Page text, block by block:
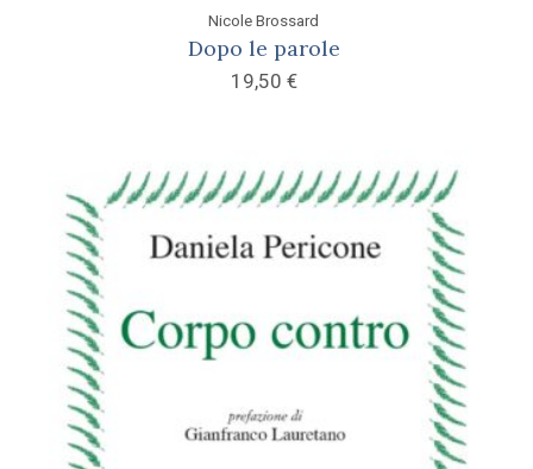
Nicole Brossard
Dopo le parole
19,50 €